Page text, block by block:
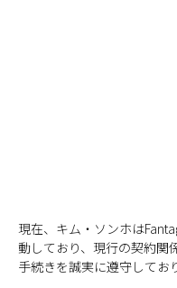
現在、キム・ソンホは
動しており、現行の契約関
手続きを誠実に遵守してお